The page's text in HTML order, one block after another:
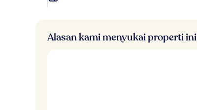
r
Alasan kami menyukai properti ini